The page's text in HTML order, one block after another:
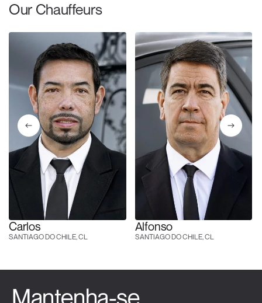
Our Chauffeurs
Carlos
SANTIAGO DO CHILE, CL
Alfonso
SANTIAGO DO CHILE, CL
Mantenha-se